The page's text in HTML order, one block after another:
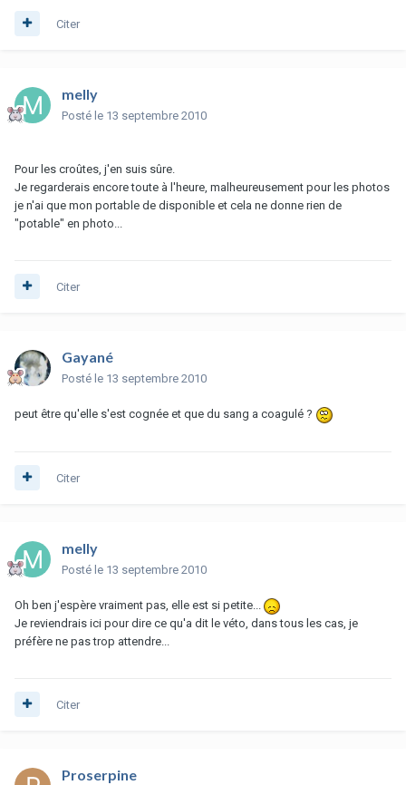
Citer
melly
Posté le 13 septembre 2010
Pour les croûtes, j'en suis sûre.
Je regarderais encore toute à l'heure, malheureusement pour les photos
je n'ai que mon portable de disponible et cela ne donne rien de
"potable" en photo...
Citer
Gayané
Posté le 13 septembre 2010
peut être qu'elle s'est cognée et que du sang a coagulé ?
Citer
melly
Posté le 13 septembre 2010
Oh ben j'espère vraiment pas, elle est si petite...
Je reviendrais ici pour dire ce qu'a dit le véto, dans tous les cas, je
préfère ne pas trop attendre...
Citer
Proserpine